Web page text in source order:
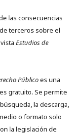
las consecuencias
terceros sobre el
Estudios de
Públicoes una
gratuito. Se permite
la descarga,
o formato solo
la legislación de